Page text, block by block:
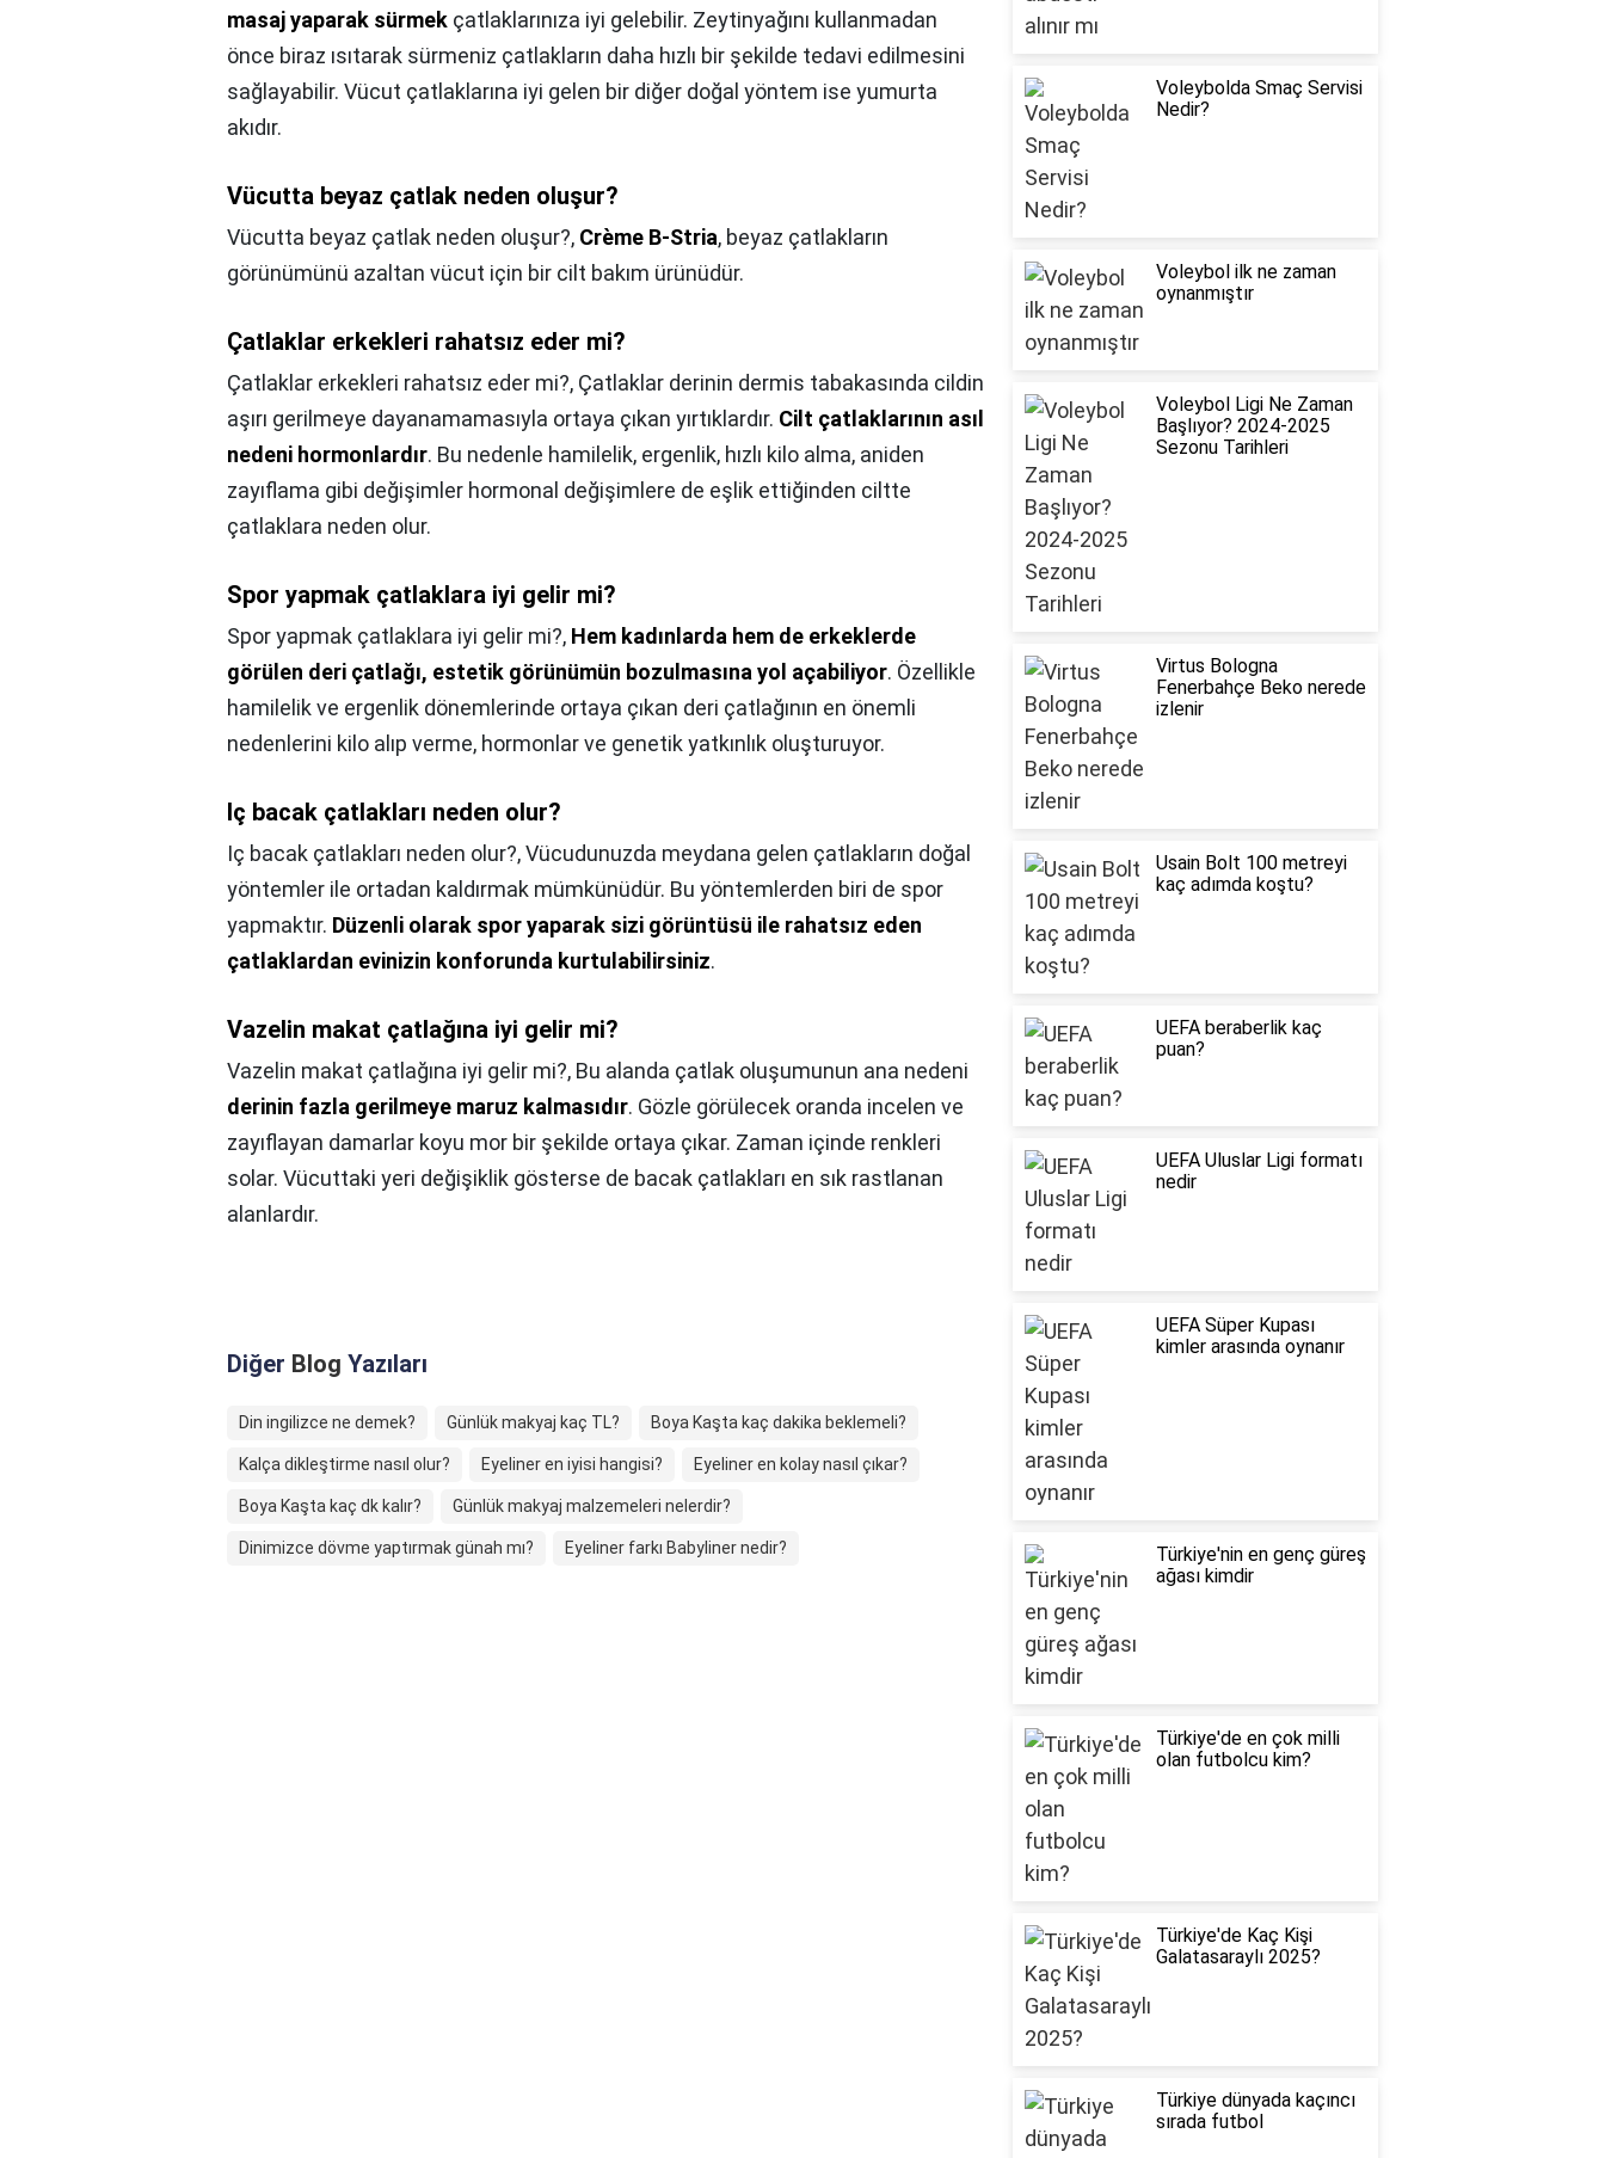
masaj yaparak sürmek çatlaklarınıza iyi gelebilir. Zeytinyağını kullanmadan
önce biraz ısıtarak sürmeniz çatlakların daha hızlı bir şekilde tedavi edilmesini
sağlayabilir. Vücut çatlaklarına iyi gelen bir diğer doğal yöntem ise yumurta
akıdır.
Vücutta beyaz çatlak neden oluşur?
Vücutta beyaz çatlak neden oluşur?, Crème B-Stria, beyaz çatlakların
görünümünü azaltan vücut için bir cilt bakım ürünüdür.
Çatlaklar erkekleri rahatsız eder mi?
Çatlaklar erkekleri rahatsız eder mi?, Çatlaklar derinin dermis tabakasında cildin
aşırı gerilmeye dayanamamasıyla ortaya çıkan yırtıklardır. Cilt çatlaklarının asıl
nedeni hormonlardır. Bu nedenle hamilelik, ergenlik, hızlı kilo alma, aniden
zayıflama gibi değişimler hormonal değişimlere de eşlik ettiğinden ciltte
çatlaklara neden olur.
Spor yapmak çatlaklara iyi gelir mi?
Spor yapmak çatlaklara iyi gelir mi?, Hem kadınlarda hem de erkeklerde
görülen deri çatlağı, estetik görünümün bozulmasına yol açabiliyor. Özellikle
hamilelik ve ergenlik dönemlerinde ortaya çıkan deri çatlağının en önemli
nedenlerini kilo alıp verme, hormonlar ve genetik yatkınlık oluşturuyor.
Iç bacak çatlakları neden olur?
Iç bacak çatlakları neden olur?,Vücudunuzda meydana gelen çatlakların doğal
yöntemler ile ortadan kaldırmak mümkünüdür. Bu yöntemlerden biri de spor
yapmaktır. Düzenli olarak spor yaparak sizi görüntüsü ile rahatsız eden
çatlaklardan evinizin konforunda kurtulabilirsiniz.
Vazelin makat çatlağına iyi gelir mi?
Vazelin makat çatlağına iyi gelir mi?, Bu alanda çatlak oluşumunun ana nedeni
derinin fazla gerilmeye maruz kalmasıdır. Gözle görülecek oranda incelen ve
zayıflayan damarlar koyu mor bir şekilde ortaya çıkar. Zaman içinde renkleri
solar. Vücuttaki yeri değişiklik gösterse de bacak çatlakları en sık rastlanan
alanlardır.
Diğer Blog Yazıları
Din ingilizce ne demek? Günlük makyaj kaç TL? Boya Kaşta kaç dakika beklemeli?
Kalça dikleştirme nasıl olur? Eyeliner en iyisi hangisi? Eyeliner en kolay nasıl çıkar?
Boya Kaşta kaç dk kalır? Günlük makyaj malzemeleri nelerdir?
Dinimizce dövme yaptırmak günah mı? Eyeliner farkı Babyliner nedir?
Voleybolda Smaç Servisi
Nedir?
Voleybol ilk ne zaman
oynanmıştır
Voleybol Ligi Ne Zaman
Başlıyor? 2024-2025
Sezonu Tarihleri
Virtus Bologna
Fenerbahçe Beko nerede
izlenir
Usain Bolt 100 metreyi
kaç adımda koştu?
UEFA beraberlik kaç
puan?
UEFA Uluslar Ligi formatı
nedir
UEFA Süper Kupası
kimler arasında oynanır
Türkiye'nin en genç güreş
ağası kimdir
Türkiye'de en çok milli
olan futbolcu kim?
Türkiye'de Kaç Kişi
Galatasaraylı 2025?
Türkiye dünyada kaçıncı
sırada futbol